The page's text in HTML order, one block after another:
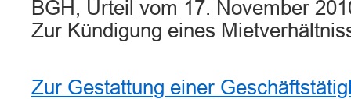
BGH, Urteil vom 17. November
Zur Kündigung eines
Zur Gestattung einer